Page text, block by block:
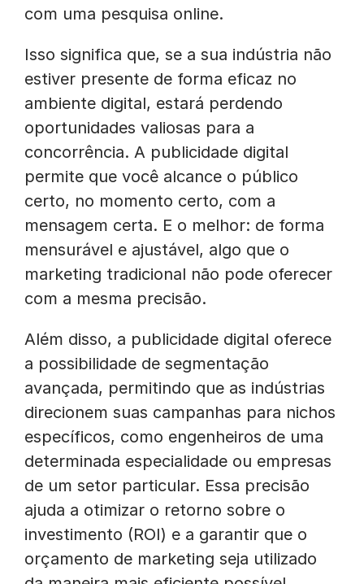
com uma pesquisa online.
Isso significa que, se a sua indústria não
estiver presente de forma eficaz no
ambiente digital, estará perdendo
oportunidades valiosas para a
concorrência. A publicidade digital
permite que você alcance o público
certo, no momento certo, com a
mensagem certa. E o melhor: de forma
mensurável e ajustável, algo que o
marketing tradicional não pode oferecer
com a mesma precisão.
Além disso, a publicidade digital oferece
a possibilidade de segmentação
avançada, permitindo que as indústrias
direcionem suas campanhas para nichos
específicos, como engenheiros de uma
determinada especialidade ou empresas
de um setor particular. Essa precisão
ajuda a otimizar o retorno sobre o
investimento (ROI) e a garantir que o
orçamento de marketing seja utilizado